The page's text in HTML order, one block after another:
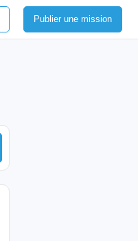
Publier une mission